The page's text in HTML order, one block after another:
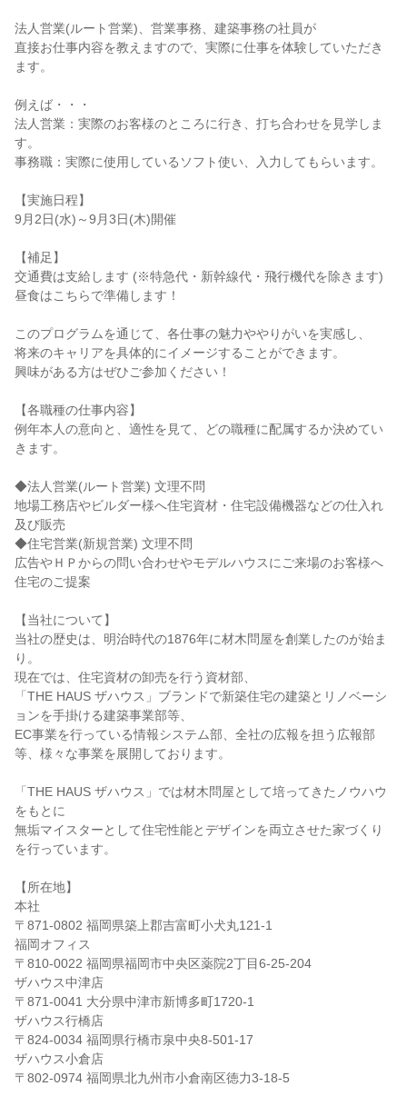
法人営業(ルート営業)、営業事務、建築事務の社員が
直接お仕事内容を教えますので、実際に仕事を体験していただき
ます。
例えば・・・
法人営業：実際のお客様のところに行き、打ち合わせを見学しま
す。
事務職：実際に使用しているソフト使い、入力してもらいます。
【実施日程】
9月2日(水)～9月3日(木)開催
【補足】
交通費は支給します (※特急代・新幹線代・飛行機代を除きます)
昼食はこちらで準備します！
このプログラムを通じて、各仕事の魅力ややりがいを実感し、
将来のキャリアを具体的にイメージすることができます。
興味がある方はぜひご参加ください！
【各職種の仕事内容】
例年本人の意向と、適性を見て、どの職種に配属するか決めてい
きます。
◆法人営業(ルート営業) 文理不問
地場工務店やビルダー様へ住宅資材・住宅設備機器などの仕入れ
及び販売
◆住宅営業(新規営業) 文理不問
広告やＨＰからの問い合わせやモデルハウスにご来場のお客様へ
住宅のご提案
【当社について】
当社の歴史は、明治時代の1876年に材木問屋を創業したのが始ま
り。
現在では、住宅資材の卸売を行う資材部、
「THE HAUS ザハウス」ブランドで新築住宅の建築とリノベーシ
ョンを手掛ける建築事業部等、
EC事業を行っている情報システム部、全社の広報を担う広報部
等、様々な事業を展開しております。
「THE HAUS ザハウス」では材木問屋として培ってきたノウハウ
をもとに
無垢マイスターとして住宅性能とデザインを両立させた家づくり
を行っています。
【所在地】
本社
〒871-0802 福岡県築上郡吉富町小犬丸121-1
福岡オフィス
〒810-0022 福岡県福岡市中央区薬院2丁目6-25-204
ザハウス中津店
〒871-0041 大分県中津市新博多町1720-1
ザハウス行橋店
〒824-0034 福岡県行橋市泉中央8-501-17
ザハウス小倉店
〒802-0974 福岡県北九州市小倉南区徳力3-18-5